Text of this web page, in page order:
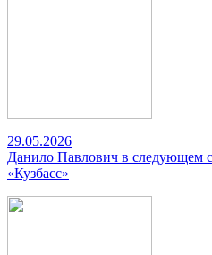
29.05.2026
Данило Павлович в следующем
«Кузбасс»